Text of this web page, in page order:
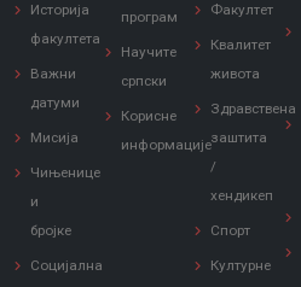
Историја
факултета
Важни
датуми
Мисија
Чињенице
и
бројке
Социјална
програм
Научите
српски
Корисне
информације
Факултет
Квалитет
живота
Здравствена
заштита
/
хендикеп
Спорт
Културне